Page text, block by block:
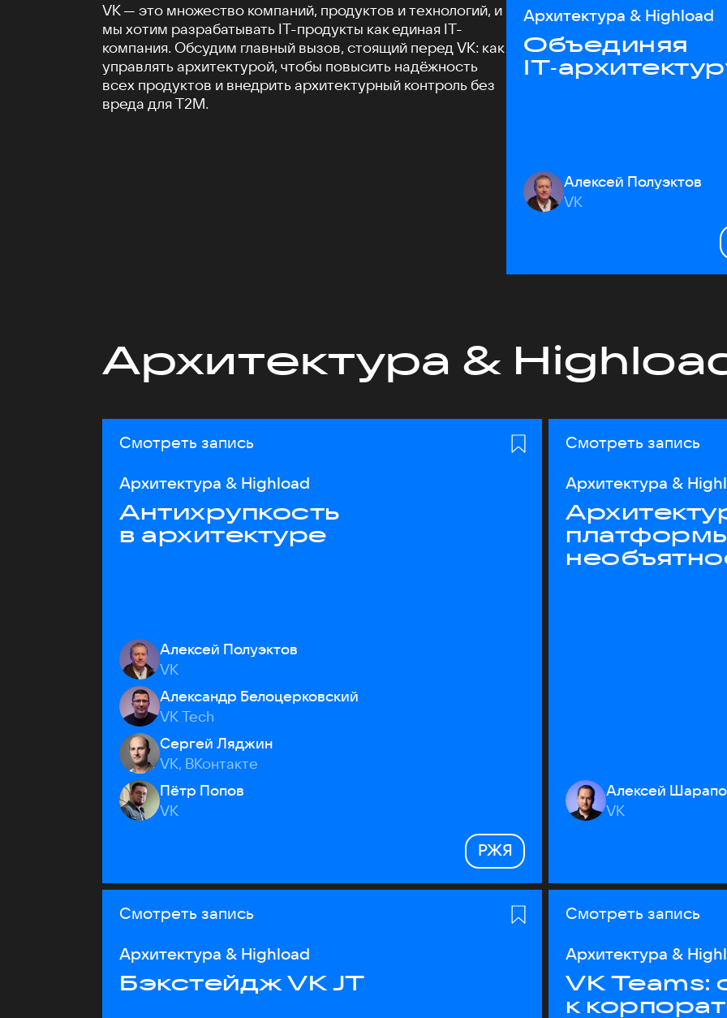
VK — это множество компаний, продуктов и технологий, и
мы хотим разрабатывать IT-продукты как единая IT-
компания. Обсудим главный вызов, стоящий перед VK: как
управлять архитектурой, чтобы повысить надёжность
всех продуктов и внедрить архитектурный контроль без
вреда для T2M.
Архитектура & Highload
Объединяя
Алексей Полуэктов
VK
Архитектура &
Смотреть запись
Архитектура & Highload
Антихрупкость
в архитектуре
Алексей Полуэктов
VK
Александр Белоцерковский
VK Tech
Сергей Ляджин
VK, ВКонтакте
Пётр Попов
VK
РЖЯ
Смотреть запись
Архитектура &
Алексей
VK
Смотреть запись
Архитектура & Highload
Бэкстейдж VK JT
Смотреть запись
Архитектура &
VK
к